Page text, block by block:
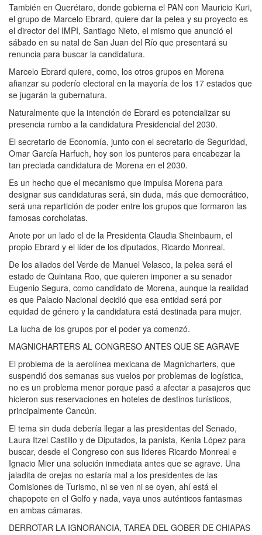
También en Querétaro, donde gobierna el PAN con Mauricio Kuri,
el grupo de Marcelo Ebrard, quiere dar la pelea y su proyecto es
el director del IMPI, Santiago Nieto, el mismo que anunció el
sábado en su natal de San Juan del Río que presentará su
renuncia para buscar la candidatura.
Marcelo Ebrard quiere, como, los otros grupos en Morena
afianzar su poderío electoral en la mayoría de los 17 estados que
se jugarán la gubernatura.
Naturalmente que la intención de Ebrard es potencializar su
presencia rumbo a la candidatura Presidencial del 2030.
El secretario de Economía, junto con el secretario de Seguridad,
Omar García Harfuch, hoy son los punteros para encabezar la
tan preciada candidatura de Morena en el 2030.
Es un hecho que el mecanismo que impulsa Morena para
designar sus candidaturas será, sin duda, más que democrático,
será una repartición de poder entre los grupos que formaron las
famosas corcholatas.
Anote por un lado el de la Presidenta Claudia Sheinbaum, el
propio Ebrard y el líder de los diputados, Ricardo Monreal.
De los aliados del Verde de Manuel Velasco, la pelea será el
estado de Quintana Roo, que quieren imponer a su senador
Eugenio Segura, como candidato de Morena, aunque la realidad
es que Palacio Nacional decidió que esa entidad será por
equidad de género y la candidatura está destinada para mujer.
La lucha de los grupos por el poder ya comenzó.
MAGNICHARTERS AL CONGRESO ANTES QUE SE AGRAVE
El problema de la aerolínea mexicana de Magnicharters, que
suspendió dos semanas sus vuelos por problemas de logística,
no es un problema menor porque pasó a afectar a pasajeros que
hicieron sus reservaciones en hoteles de destinos turísticos,
principalmente Cancún.
El tema sin duda debería llegar a las presidentas del Senado,
Laura Itzel Castillo y de Diputados, la panista, Kenia López para
buscar, desde el Congreso con sus lideres Ricardo Monreal e
Ignacio Mier una solución inmediata antes que se agrave. Una
jaladita de orejas no estaría mal a los presidentes de las
Comisiones de Turismo, ni se ven ni se oyen, ahí está el
chapopote en el Golfo y nada, vaya unos auténticos fantasmas
en ambas cámaras.
DERROTAR LA IGNORANCIA, TAREA DEL GOBER DE CHIAPAS